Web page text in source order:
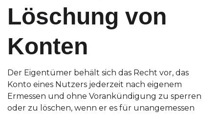
Löschung von
Konten
Der Eigentümer behält sich das Recht vor, das
Konto eines Nutzers jederzeit nach eigenem
Ermessen und ohne Vorankündigung zu sperren
oder zu löschen, wenn er es für unangemessen